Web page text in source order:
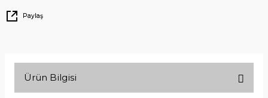
Paylaş
Ürün Bilgisi